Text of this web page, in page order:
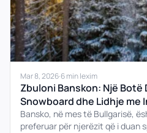
Mar 8, 2026·6 min lexim
Zbuloni Banskon: Një Botë
Snowboard dhe Lidhje me
Bansko, në mes të Bullgarisë,
preferuar për njerëzit që i duan